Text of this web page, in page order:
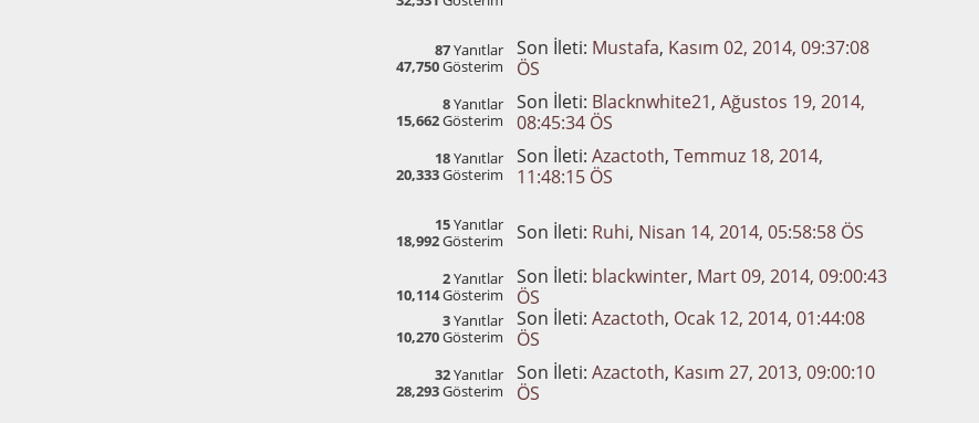
87Yanıtlar
47,750Gösterim
Son İleti: Mustafa, Kasım 02, 2014, 09:37:08
ÖS
8Yanıtlar
15,662Gösterim
Son İleti: Blacknwhite21, Ağustos 19, 2014,
08:45:34 ÖS
18Yanıtlar
20,333Gösterim
Son İleti: Azactoth, Temmuz 18, 2014,
11:48:15 ÖS
15Yanıtlar
18,992Gösterim Son İleti: Ruhi, Nisan 14, 2014, 05:58:58 ÖS
2Yanıtlar
10,114Gösterim
Son İleti: blackwinter, Mart 09, 2014, 09:00:43
ÖS
3Yanıtlar
10,270Gösterim
Son İleti: Azactoth, Ocak 12, 2014, 01:44:08
ÖS
32Yanıtlar
28,293Gösterim
Son İleti: Azactoth, Kasım 27, 2013, 09:00:10
ÖS